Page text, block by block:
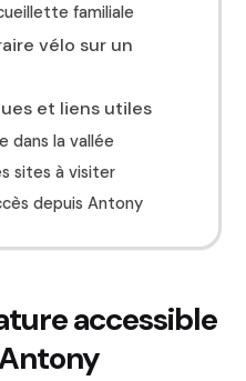
familiale
vélo sur un
et liens utiles
dans la vallée
sites à visiter
depuis Antony
accessible